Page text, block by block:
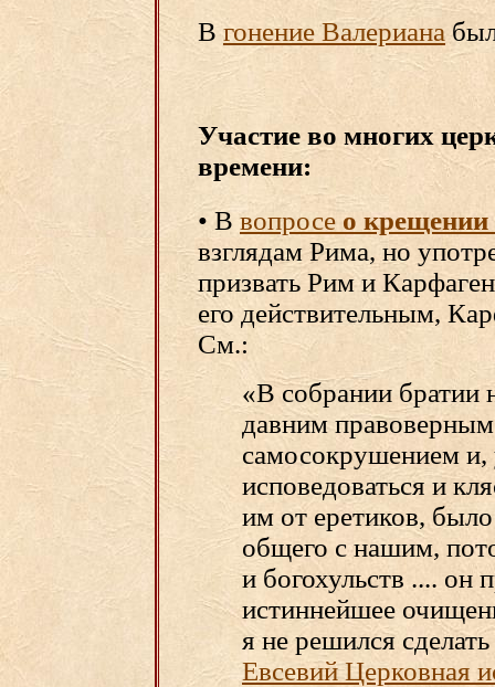
Вгонение Валериана
Участие во многих
времени:
• Ввопросео крещении
взглядам Рима, но
призвать Рим и
его действительным,
См.:
«В собрании братии
давним
самосокрушением и,
исповедоваться и
им от еретиков,
общего с нашим,
и богохульств .... он
истиннейшее
я не решился
Евсевий Церковная